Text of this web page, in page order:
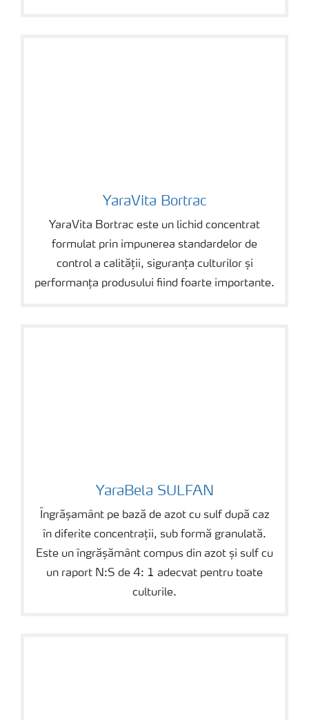
YaraVita Bortrac
YaraVita Bortrac este un lichid concentrat
formulat prin impunerea standardelor de
control a calității, siguranța culturilor și
performanța produsului fiind foarte importante.
YaraBela SULFAN
Îngrășamânt pe bază de azot cu sulf după caz
în diferite concentrații, sub formă granulată.
Este un îngrășământ compus din azot și sulf cu
un raport N:S de 4: 1 adecvat pentru toate
culturile.